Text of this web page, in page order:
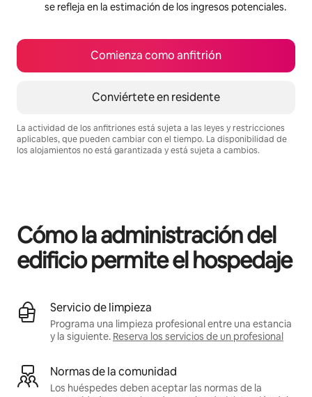
se refleja en la estimación de los ingresos potenciales.
Comienza como anfitrión
Conviértete en residente
La actividad de los anfitriones está sujeta a las leyes y restricciones
aplicables, que pueden cambiar con el tiempo. La disponibilidad de
los alojamientos no está garantizada y está sujeta a cambios.
Cómo la administración del
edificio permite el hospedaje
Servicio de limpieza
Programa una limpieza profesional entre una estancia
y la siguiente. Reserva los servicios de un profesional
Normas de la comunidad
Los huéspedes deben aceptar las normas de la